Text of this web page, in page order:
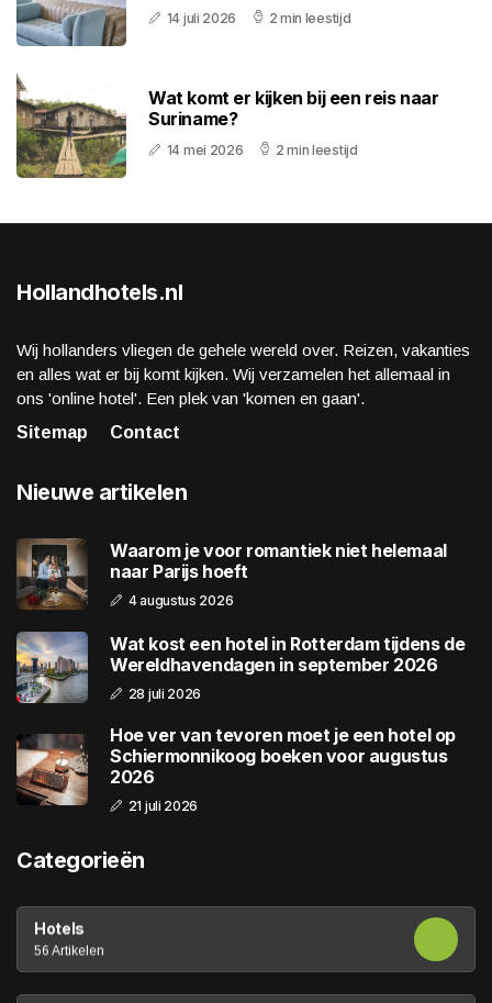
14 juli 2026 2 min leestijd
Wat komt er kijken bij een reis naar
Suriname?
14 mei 2026 2 min leestijd
Hollandhotels.nl
Wij hollanders vliegen de gehele wereld over. Reizen, vakanties
en alles wat er bij komt kijken. Wij verzamelen het allemaal in
ons 'online hotel'. Een plek van 'komen en gaan'.
Sitemap
Contact
Nieuwe artikelen
Waarom je voor romantiek niet helemaal
naar Parijs hoeft
4 augustus 2026
Wat kost een hotel in Rotterdam tijdens de
Wereldhavendagen in september 2026
28 juli 2026
Hoe ver van tevoren moet je een hotel op
Schiermonnikoog boeken voor augustus
2026
21 juli 2026
Categorieën
Hotels
56 Artikelen